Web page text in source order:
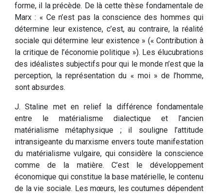
forme, il la précède. De là cette thèse fondamentale de
Marx : « Ce n’est pas la conscience des hommes qui
détermine leur existence, c’est, au contraire, la réalité
sociale qui détermine leur existence » (« Contribution à
la critique de l’économie politique »). Les élucubrations
des idéalistes subjectifs pour qui le monde n’est que la
perception, la représentation du « moi » de l’homme,
sont absurdes.
J. Staline met en relief la différence fondamentale
entre le matérialisme dialectique et l’ancien
matérialisme métaphysique ; il souligne l’attitude
intransigeante du marxisme envers toute manifestation
du matérialisme vulgaire, qui considère la conscience
comme de la matière. C’est le développement
économique qui constitue la base matérielle, le contenu
de la vie sociale. Les mœurs, les coutumes dépendent